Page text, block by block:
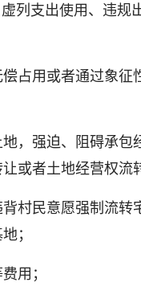
支出使用、违规
用或者通过象征
强迫、阻碍承包
或者土地经营权流
民意愿强制流转
；
用；